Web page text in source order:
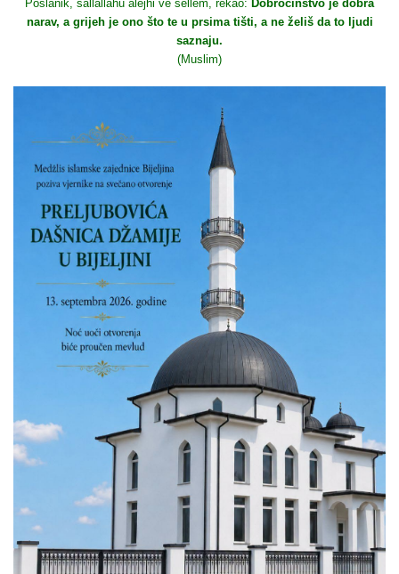
Poslanik, sallallahu alejhi ve sellem, rekao: Dobročinstvo je dobra
narav, a grijeh je ono što te u prsima tišti, a ne želiš da to ljudi
saznaju.
(Muslim)